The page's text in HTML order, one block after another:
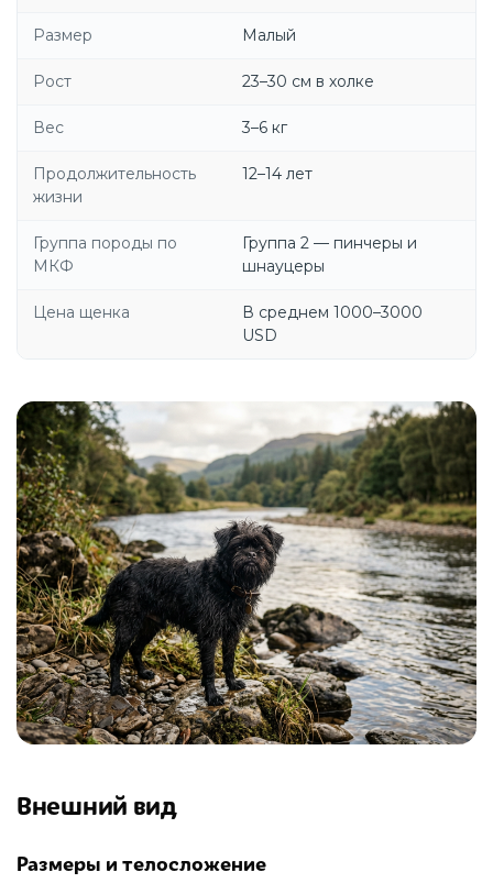
Размер Малый
Рост 23–30 см в холке
Вес 3–6 кг
Продолжительность
жизни
12–14 лет
Группа породы по
МКФ
Группа 2 — пинчеры и
шнауцеры
Цена щенка
В среднем 1000–3000
USD
Внешний вид
Размеры и телосложение